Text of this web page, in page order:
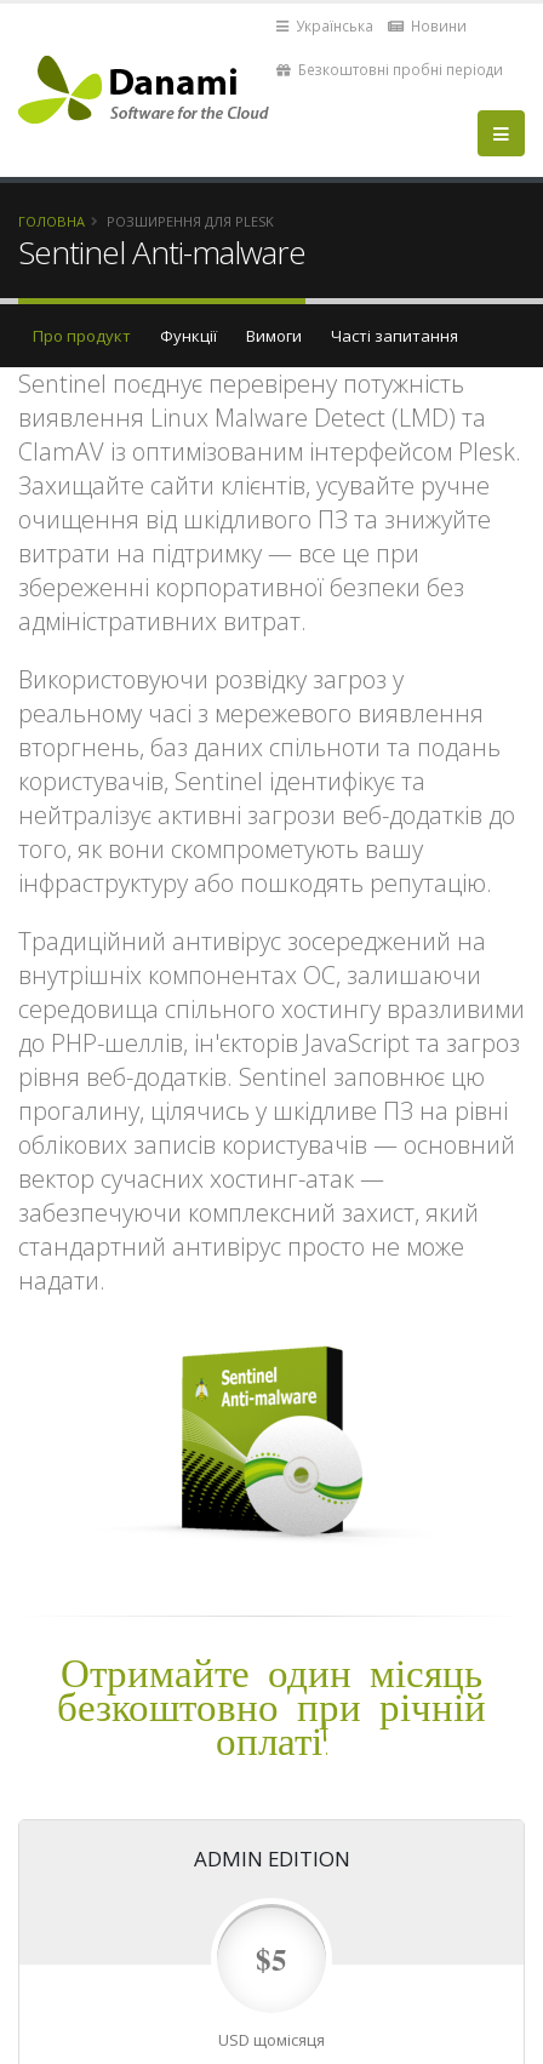
Українська Новини
Безкоштовні пробні періоди
ГОЛОВНА РОЗШИРЕННЯ ДЛЯ PLESK
Sentinel Anti-malware
Про продукт Функції Вимоги Часті запитання
Sentinel поєднує перевірену потужність
виявлення Linux Malware Detect (LMD) та
ClamAV із оптимізованим інтерфейсом Plesk.
Захищайте сайти клієнтів, усувайте ручне
очищення від шкідливого ПЗ та знижуйте
витрати на підтримку — все це при
збереженні корпоративної безпеки без
адміністративних витрат.
Використовуючи розвідку загроз у
реальному часі з мережевого виявлення
вторгнень, баз даних спільноти та подань
користувачів, Sentinel ідентифікує та
нейтралізує активні загрози веб-додатків до
того, як вони скомпрометують вашу
інфраструктуру або пошкодять репутацію.
Традиційний антивірус зосереджений на
внутрішніх компонентах ОС, залишаючи
середовища спільного хостингу вразливими
до PHP-шеллів, ін'єкторів JavaScript та загроз
рівня веб-додатків. Sentinel заповнює цю
прогалину, цілячись у шкідливе ПЗ на рівні
облікових записів користувачів — основний
вектор сучасних хостинг-атак —
забезпечуючи комплексний захист, який
стандартний антивірус просто не може
надати.
Отримайте один місяць
безкоштовно при річній
оплаті!
ADMIN EDITION
$5
USD щомісяця